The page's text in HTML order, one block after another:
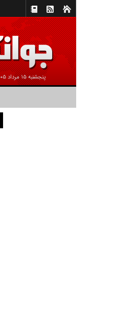
پنجشنبه ۱۵ مرداد ۱۴۰۵ -